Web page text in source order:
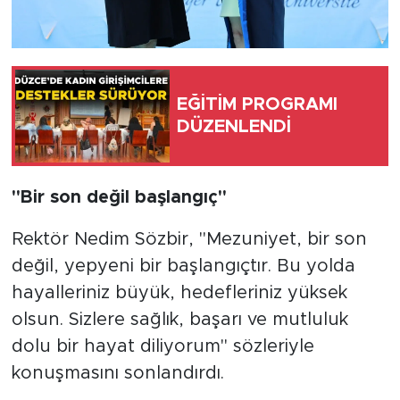
EĞİTİM PROGRAMI
DÜZENLENDİ
"Bir son değil başlangıç"
Rektör Nedim Sözbir, "Mezuniyet, bir son
değil, yepyeni bir başlangıçtır. Bu yolda
hayalleriniz büyük, hedefleriniz yüksek
olsun. Sizlere sağlık, başarı ve mutluluk
dolu bir hayat diliyorum" sözleriyle
konuşmasını sonlandırdı.